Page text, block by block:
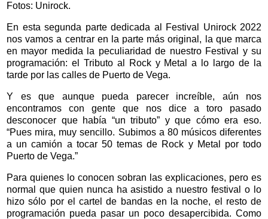
Fotos: Unirock.
En esta segunda parte dedicada al Festival Unirock 2022
nos vamos a centrar en la parte más original, la que marca
en mayor medida la peculiaridad de nuestro Festival y su
programación: el Tributo al Rock y Metal a lo largo de la
tarde por las calles de Puerto de Vega.
Y es que aunque pueda parecer increíble, aún nos
encontramos con gente que nos dice a toro pasado
desconocer que había “un tributo” y que cómo era eso.
“Pues mira, muy sencillo. Subimos a 80 músicos diferentes
a un camión a tocar 50 temas de Rock y Metal por todo
Puerto de Vega.”
Para quienes lo conocen sobran las explicaciones, pero es
normal que quien nunca ha asistido a nuestro festival o lo
hizo sólo por el cartel de bandas en la noche, el resto de
programación pueda pasar un poco desapercibida. Como